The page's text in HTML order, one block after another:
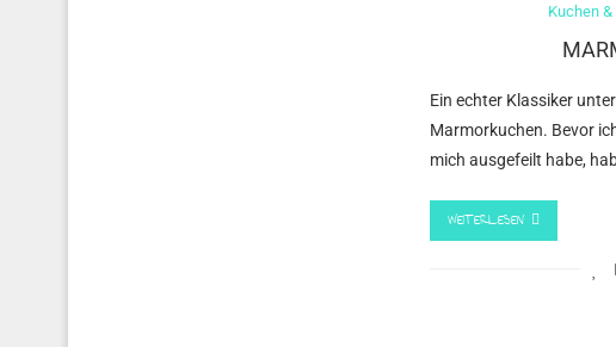
Kuchen
Ein echter Klassiker
Marmorkuchen. Bevor
mich ausgefeilt habe,
WEITERLESEN